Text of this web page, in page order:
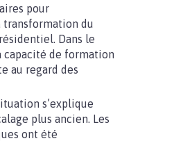
pour
transformation du
Dans le
capacité de formation
au regard des
s’explique
plus ancien. Les
ont été